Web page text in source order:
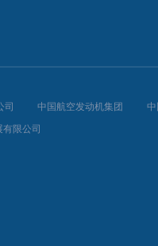
司 中国航空发动机集团 中
限公司